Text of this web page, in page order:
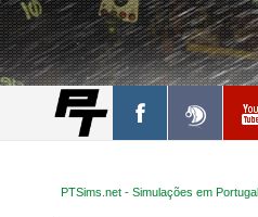
PTSims.net - Simulações em Portugal